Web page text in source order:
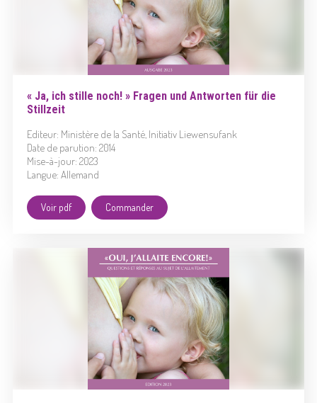
« Ja, ich stille noch! » Fragen und Antworten für die
Stillzeit
Editeur: Ministère de la Santé, Initiativ Liewensufank
Date de parution: 2014
Mise-à-jour: 2023
Langue: Allemand
Voir pdf Commander